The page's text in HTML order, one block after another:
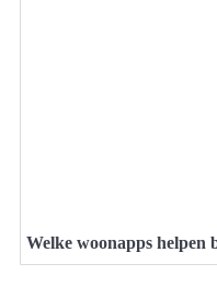
Welke woonapps